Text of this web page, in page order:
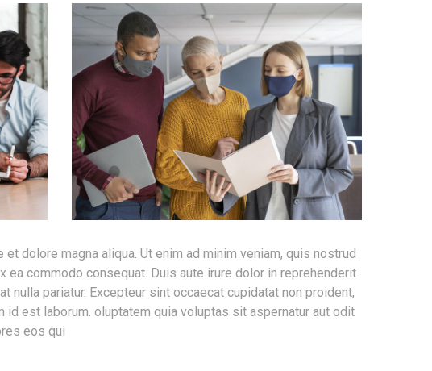
dolore magna aliqua. Ut enim ad minim veniam, quis nostrud
commodo consequat. Duis aute irure dolor in reprehenderit
pariatur. Excepteur sint occaecat cupidatat non proident,
est laborum. oluptatem quia voluptas sit aspernatur aut odit
eos qui